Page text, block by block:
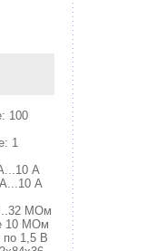
100
1
А
А
МОм
10 МОм
по 1,5 В